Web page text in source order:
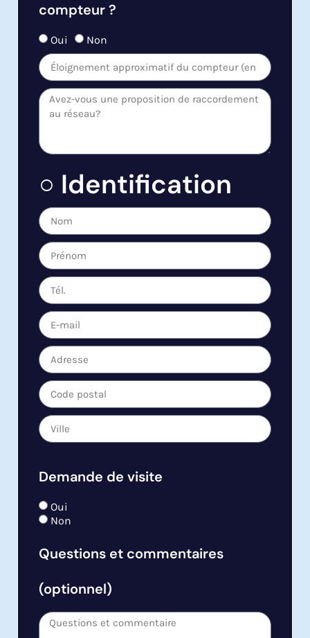
compteur ?
Oui Non
○ Identification
Demande de visite
Oui
Non
Questions et commentaires
(optionnel)